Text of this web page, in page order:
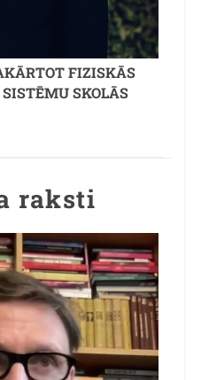
FIZISKĀS
SKOLĀS
raksti